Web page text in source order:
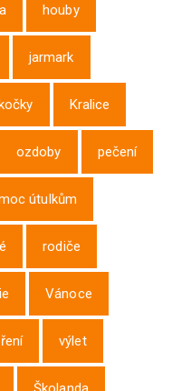
houby
jarmark
Kralice
ozdoby pečení
útulkům
rodiče
Vánoce
výlet